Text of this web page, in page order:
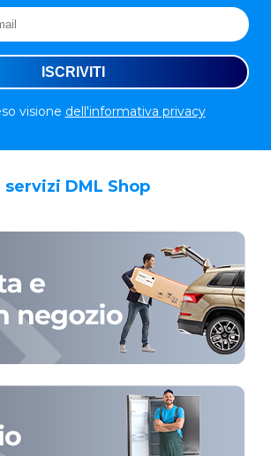
visione dell'informativa privacy
servizi DML Shop